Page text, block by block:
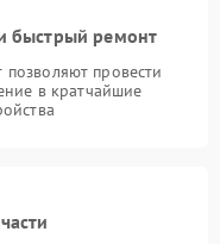
быстрый ремонт
провести
в кратчайшие